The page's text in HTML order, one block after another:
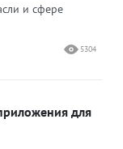
и сфере
5304
для